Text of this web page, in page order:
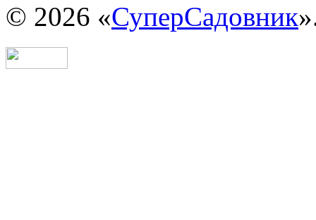
© 2026 «СуперСадовник